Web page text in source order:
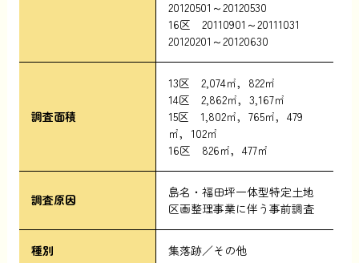
20120501～20120530
16区 20110901～20111031
20120201～20120630
調査面積
13区 2,074㎡，822㎡
14区 2,862㎡，3,167㎡
15区 1,802㎡，765㎡，479
㎡，102㎡
16区 826㎡，477㎡
調査原因
島名・福田坪一体型特定土地
区画整理事業に伴う事前調査
種別 集落跡／その他